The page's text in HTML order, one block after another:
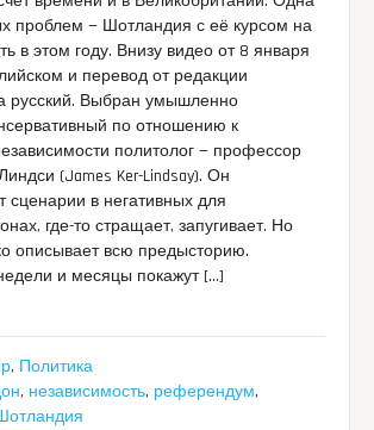
проблем — Шотландия с её курсом на
в этом году. Внизу видео от 8 января
и перевод от редакции
русский. Выбран умышленно
по отношению к
политолог — профессор
(James Ker-Lindsay). Он
сценарии в негативных для
где-то стращает, запугивает. Но
описывает всю предысторию.
и месяцы покажут […]
, Политика
, независимость, референдум,